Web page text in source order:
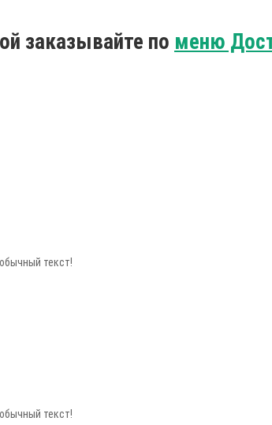
заказывайте по меню
текст!
текст!